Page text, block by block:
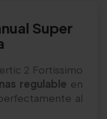
Super
2 Fortissimo
regulable en
al